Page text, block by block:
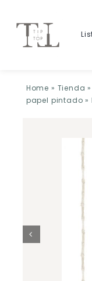
Home » Tienda »
papel pintado »